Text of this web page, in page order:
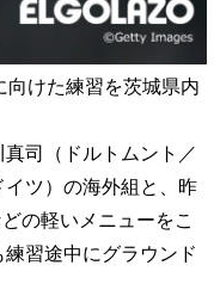
けた練習を茨城県内
司（ドルトムント／
ツ）の海外組と、昨
の軽いメニューをこ
習途中にグラウンド